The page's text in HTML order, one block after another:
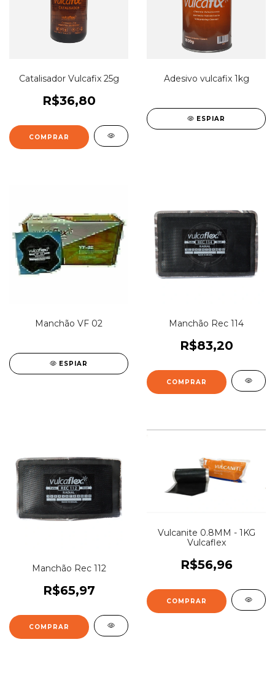
Catalisador Vulcafix 25g
R$36,80
Adesivo vulcafix 1kg
ESPIAR
Manchão VF 02
ESPIAR
Manchão Rec 114
R$83,20
Manchão Rec 112
R$65,97
Vulcanite 0.8MM - 1KG
Vulcaflex
R$56,96